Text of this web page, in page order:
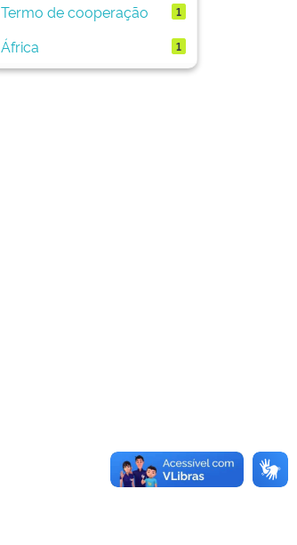
Termo de cooperação 1
África 1